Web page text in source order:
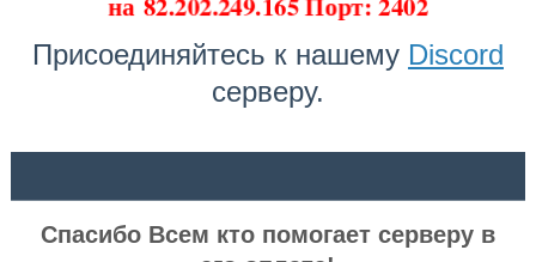
Присоединяйтесь к нашему Discord
серверу.
Спасибо Всем кто помогает серверу в